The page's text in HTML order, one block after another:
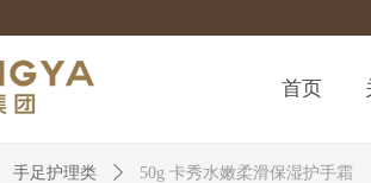
首页
手足护理类 ꄲ 50g 卡秀水嫩柔滑保湿护手霜